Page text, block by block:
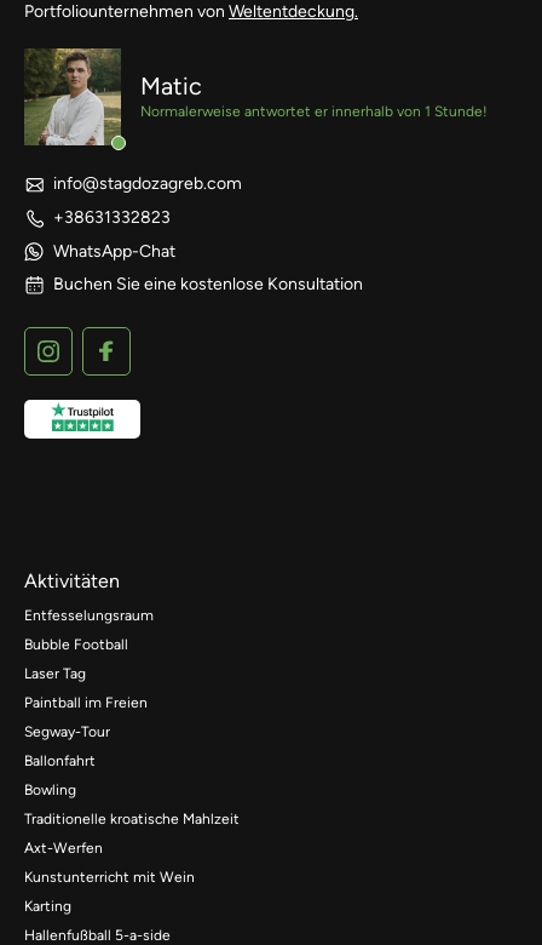
Portfoliounternehmen von Weltentdeckung.
Matic
Normalerweise antwortet er innerhalb von 1 Stunde!
info@stagdozagreb.com
+38631332823
WhatsApp-Chat
Buchen Sie eine kostenlose Konsultation
Aktivitäten
Entfesselungsraum
Bubble Football
Laser Tag
Paintball im Freien
Segway-Tour
Ballonfahrt
Bowling
Traditionelle kroatische Mahlzeit
Axt-Werfen
Kunstunterricht mit Wein
Karting
Hallenfußball 5-a-side